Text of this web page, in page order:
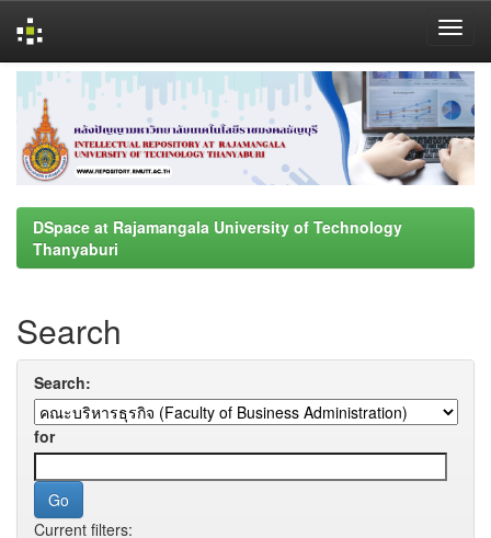
navigation
DSpace at Rajamangala University of Technology
Thanyaburi
Search
Search:
for
Current filters: